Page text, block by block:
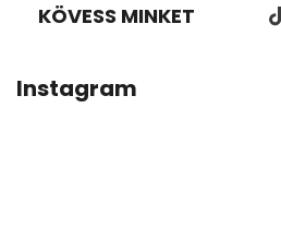
KÖVESS MINKET
Instagram